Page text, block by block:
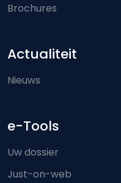
Brochures
Actualiteit
Nieuws
e-Tools
Uw dossier
Just-on-web